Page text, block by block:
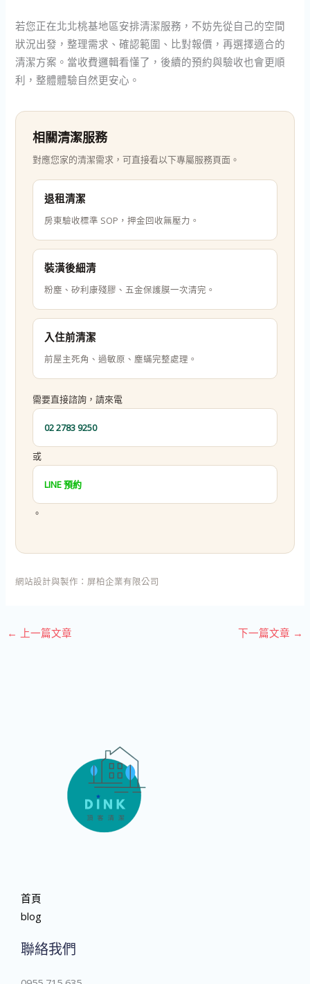
若您正在北北桃基地區安排清潔服務，不妨先從自己的空間
狀況出發，整理需求、確認範圍、比對報價，再選擇適合的
清潔方案。當收費邏輯看懂了，後續的預約與驗收也會更順
利，整體體驗自然更安心。
相關清潔服務
對應您家的清潔需求，可直接看以下專屬服務頁面。
退租清潔
房東驗收標準 SOP，押金回收無壓力。
裝潢後細清
粉塵、矽利康殘膠、五金保護膜一次清完。
入住前清潔
前屋主死角、過敏原、塵蟎完整處理。
需要直接諮詢，請來電
02 2783 9250
或
LINE 預約
。
網站設計與製作： 屏柏企業有限公司
← 上一篇文章 下一篇文章 →
首頁
blog
聯絡我們